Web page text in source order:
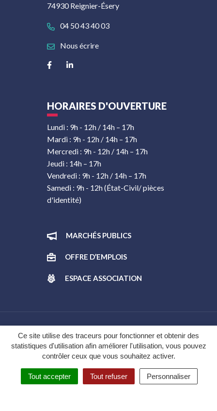
Ce site utilise des traceurs pour fonctionner et obtenir des
statistiques d'utilisation afin améliorer l'utilisation, vous pouvez
contrôler ceux que vous souhaitez activer.
Tout accepter Tout refuser Personnaliser
74930 Reignier-Ésery
04 50 43 40 03
Nous écrire
Lien vers le compte Facebook
Lien vers le compte Linkedin
HORAIRES D'OUVERTURE
Lundi : 9h - 12h / 14h – 17h
Mardi : 9h - 12h / 14h – 17h
Mercredi : 9h - 12h / 14h – 17h
Jeudi : 14h – 17h
Vendredi : 9h - 12h / 14h – 17h
Samedi : 9h - 12h (État-Civil/ pièces
d'identité)
MARCHÉS PUBLICS
OFFRE D’EMPLOIS
ESPACE ASSOCIATION
Gestion des cookies
Plan du site
Mentions légales
Politique de confidentialité